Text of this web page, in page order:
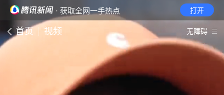
· 获取全网一手热点 打开
首页 视频 无障碍